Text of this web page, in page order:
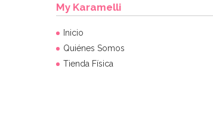
My Karamelli
Inicio
Quiénes Somos
Tienda Física